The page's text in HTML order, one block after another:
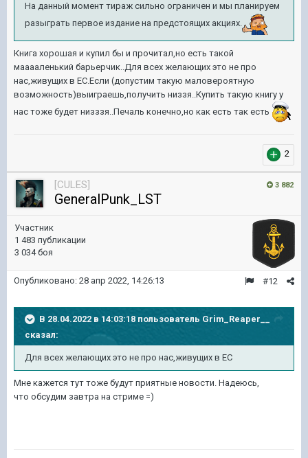
На данный момент тираж сильно ограничен и мы планируем
разыграть первое издание на предстоящих акциях.
Книга хорошая и купил бы и прочитал,но есть такой
мааааленький барьерчик..Для всех желающих это не про
нас,живущих в ЕС.Если (допустим такую маловероятную
возможность)выиграешь,получить низзя..Купить такую книгу у
нас тоже будет низззя..Печаль конечно,но как есть так есть
2
3 882
[CULES]
GeneralPunk_LST
Участник
1 483 публикации
3 034 боя
#12
Опубликовано: 28 апр 2022, 14:26:13
В 28.04.2022 в 14:03:18 пользователь Grim_Reaper__
сказал:
Для всех желающих это не про нас,живущих в ЕС
Мне кажется тут тоже будут приятные новости. Надеюсь,
что обсудим завтра на стриме =)